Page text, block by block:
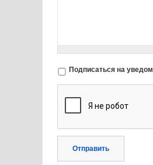
Подписаться на
Отправить